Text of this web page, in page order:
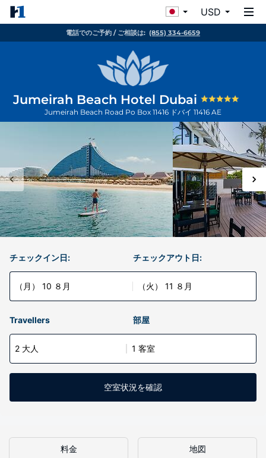
USD
電話でのご予約 / ご相談は: (855) 334-6659
Jumeirah Beach Hotel Dubai
Jumeirah Beach Road Po Box 11416 ドバイ 11416 AE
チェックイン日:
（月） 10 ８月
チェックアウト日:
（火） 11 ８月
Travellers 部屋
2 大人 1 客室
空室状況を確認
料金 地図